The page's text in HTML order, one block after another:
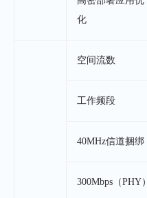
化
空间流数
工作频段
40MHz信道捆绑
300Mbps（PHY）